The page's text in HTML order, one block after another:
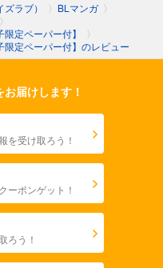
ラブ） 〉 BLマンガ 〉
〉
定ペーパー付】
〉
定ペーパー付】のレビュー
お届けします！
を受け取ろう！
ーポンゲット！
ろう！